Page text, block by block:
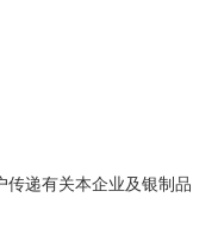
传递有关本企业及银制品